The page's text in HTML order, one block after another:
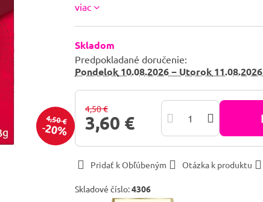
4,50 €
20%
viac
Skladom
Predpokladané doručenie:
Pondelok 10.08.2026 − Utorok 11.08.2026
4,50 €
3,60 €
Pridať k Obľúbeným Otázka k produktu
Skladové číslo:4306